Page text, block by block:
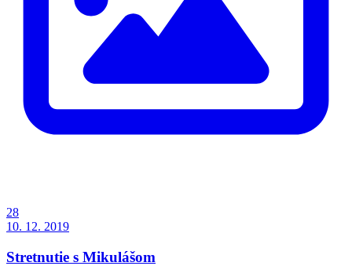
28
10. 12. 2019
Stretnutie s Mikulášom